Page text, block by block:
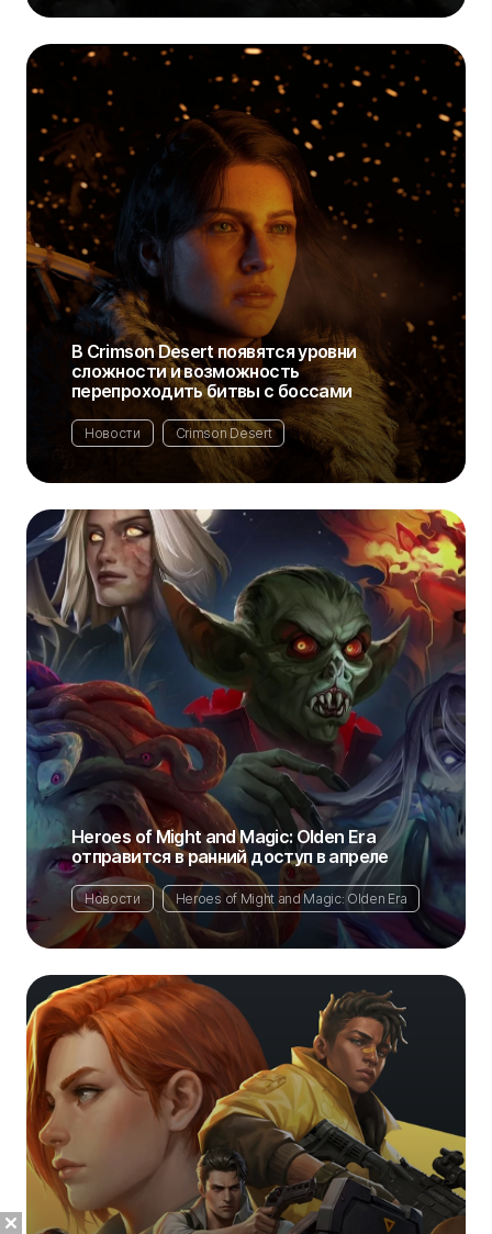
В Crimson Desert появятся уровни
сложности и возможность
перепроходить битвы с боссами
Новости Crimson Desert
Heroes of Might and Magic: Olden Era
отправится в ранний доступ в апреле
Новости Heroes of Might and Magic: Olden Era